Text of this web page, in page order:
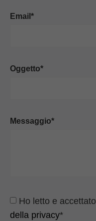
Email*
Oggetto*
Messaggio*
Ho letto e accettato
della privacy*